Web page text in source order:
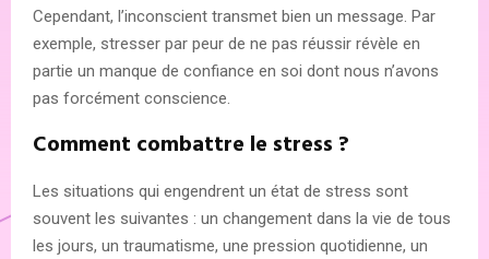
Cependant, l’inconscient transmet bien un message. Par
exemple, stresser par peur de ne pas réussir révèle en
partie un manque de confiance en soi dont nous n’avons
pas forcément conscience.
Comment combattre le stress ?
Les situations qui engendrent un état de stress sont
souvent les suivantes : un changement dans la vie de tous
les jours, un traumatisme, une pression quotidienne, un